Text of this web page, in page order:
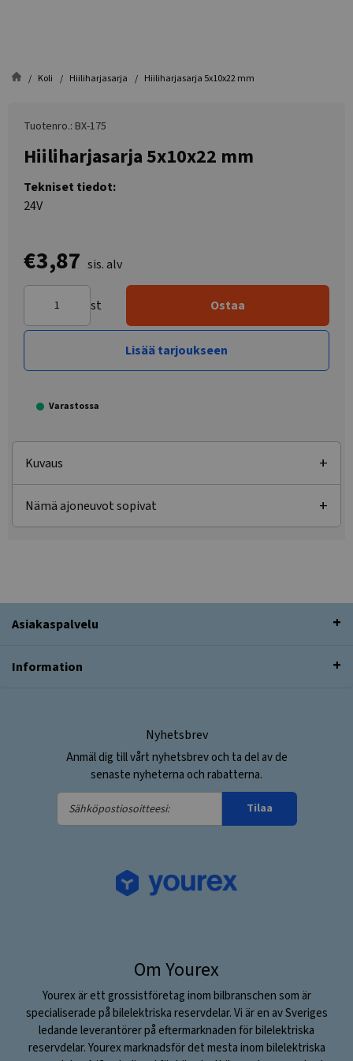
Koli Hiiliharjasarja Hiiliharjasarja 5x10x22 mm
Tuotenro.: BX-175
Hiiliharjasarja 5x10x22 mm
Tekniset tiedot:
24V
€3,87 sis. alv
st Ostaa
Lisää tarjoukseen
Varastossa
Kuvaus
Nämä ajoneuvot sopivat
Asiakaspalvelu
Information
Nyhetsbrev
Anmäl dig till vårt nyhetsbrev och ta del av de
senaste nyheterna och rabatterna.
Sähköpostiosoitteesi:
Tilaa
Om Yourex
Yourex är ett grossistföretag inom bilbranschen som är
specialiserade på bilelektriska reservdelar. Vi är en av Sveriges
ledande leverantörer på eftermarknaden för bilelektriska
reservdelar. Yourex marknadsför det mesta inom bilelektriska